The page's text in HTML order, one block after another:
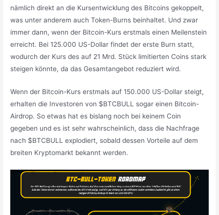
nämlich direkt an die Kursentwicklung des Bitcoins gekoppelt,
was unter anderem auch Token-Burns beinhaltet. Und zwar
immer dann, wenn der Bitcoin-Kurs erstmals einen Meilenstein
erreicht. Bei 125.000 US-Dollar findet der erste Burn statt,
wodurch der Kurs des auf 21 Mrd. Stück limitierten Coins stark
steigen könnte, da das Gesamtangebot reduziert wird.
Wenn der Bitcoin-Kurs erstmals auf 150.000 US-Dollar steigt,
erhalten die Investoren von $BTCBULL sogar einen Bitcoin-
Airdrop. So etwas hat es bislang noch bei keinem Coin
gegeben und es ist sehr wahrscheinlich, dass die Nachfrage
nach $BTCBULL explodiert, sobald dessen Vorteile auf dem
breiten Kryptomarkt bekannt werden.